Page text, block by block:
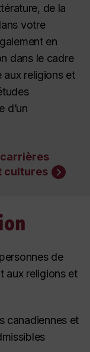
de la
votre
en
dans le cadre
aux religions et
d’un
cultures
de
aux religions et
canadiennes et